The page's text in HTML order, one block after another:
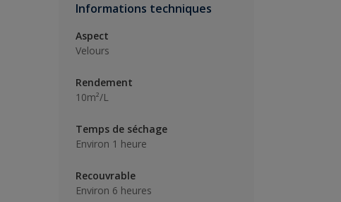
Informations techniques
Aspect
Velours
Rendement
10m²/L
Temps de séchage
Environ 1 heure
Recouvrable
Environ 6 heures